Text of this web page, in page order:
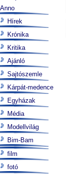
Anno
Hírek
Krónika
Kritika
Ajánló
Sajtószemle
Kárpát-medence
Egyházak
Média
Modellvilág
Bim-Bam
film
fotó